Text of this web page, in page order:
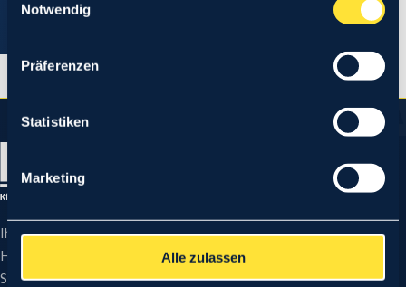
Notwendig
Präferenzen
Statistiken
Marketing
Alle zulassen
Ihre erste Adresse für Kfz-Gutachten und Kfz-
Hauptuntersuchungen in Potsdam und anderen
Standorten.